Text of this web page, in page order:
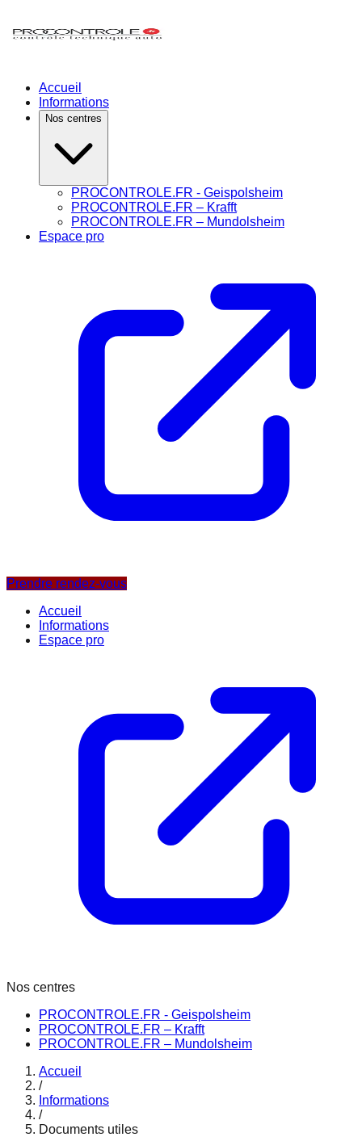
Accueil
Informations
Nos centres
PROCONTROLE.FR - Geispolsheim
PROCONTROLE.FR – Krafft
PROCONTROLE.FR – Mundolsheim
Espace pro
Prendre rendez-vous
Accueil
Informations
Espace pro
Nos centres
PROCONTROLE.FR - Geispolsheim
PROCONTROLE.FR – Krafft
PROCONTROLE.FR – Mundolsheim
Accueil
/
Informations
/
Documents utiles